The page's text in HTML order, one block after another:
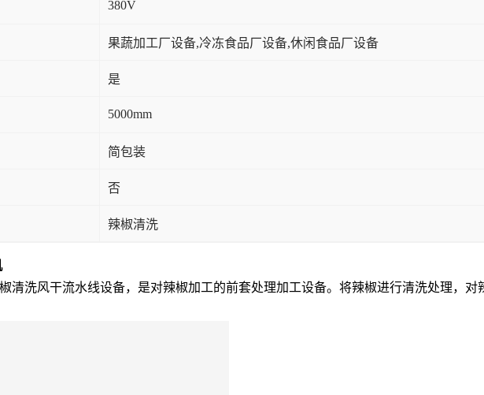
380V
果蔬加工厂设备,冷冻食品厂设备,休闲食品厂设备
是
5000mm
简包装
否
辣椒清洗
清洗风干流水线设备，是对辣椒加工的前套处理加工设备。将辣椒进行清洗处理，